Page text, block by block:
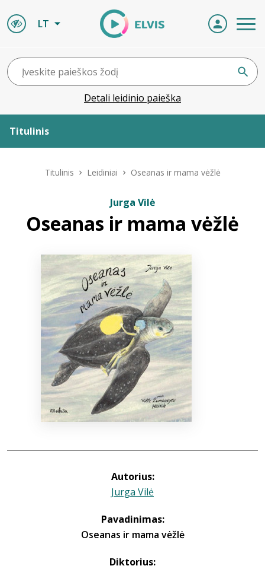
LT
Detali leidinio paieška
Titulinis
ELVIS atvyksta
Naujienos
Bibliotekoms
+370 667 80 541
Titulinis Leidiniai Oseanas ir mama vėžlė
Jurga Vilė
Oseanas ir mama vėžlė
Autorius:
Jurga Vilė
Pavadinimas:
Oseanas ir mama vėžlė
Diktorius: